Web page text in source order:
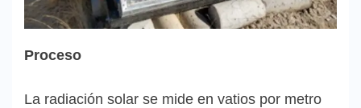
Proceso
La radiación solar se mide en vatios por metro